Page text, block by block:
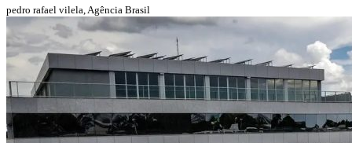
pedro rafael vilela, Agência Brasil